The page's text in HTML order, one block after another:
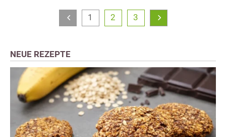
1 2 3
NEUE REZEPTE